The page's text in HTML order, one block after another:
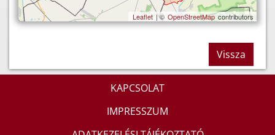
Leaflet | © OpenStreetMapcontributors
Vissza
KAPCSOLAT
IMPRESSZUM